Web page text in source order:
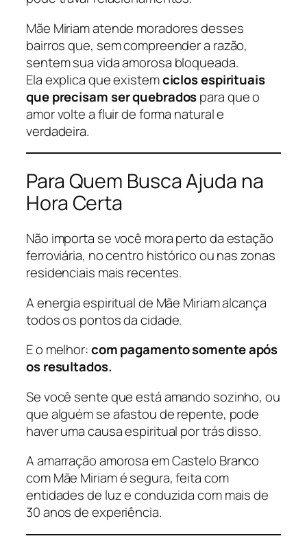
Mãe Miriam atende moradores desses
bairros que, sem compreender a razão,
sentem sua vida amorosa bloqueada.
Ela explica que existemciclos espirituais
que precisam ser quebradospara que o
amor volte a fluir de forma natural e
verdadeira.
Para Quem Busca Ajuda na
Hora Certa
Não importa se você mora perto da estação
ferroviária, no centro histórico ou nas zonas
residenciais mais recentes.
A energia espiritual de Mãe Miriam alcança
todos os pontos da cidade.
E o melhor:com pagamento somente após
os resultados.
Se você sente que está amando sozinho, ou
que alguém se afastou de repente, pode
haver uma causa espiritual por trás disso.
A amarração amorosa em Castelo Branco
com Mãe Miriam é segura, feita com
entidades de luz e conduzida com mais de
30 anos de experiência.